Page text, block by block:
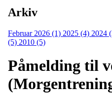
Arkiv
Februar 2026 (1) 2025 (4) 2024
(5) 2010 (5)
Påmelding til